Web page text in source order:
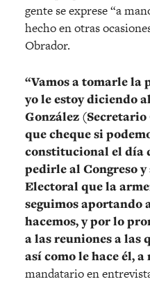
gente se exprese “a
hecho en otras
Obrador.
“Vamos a tomarle la
yo le estoy diciendo
González
que cheque si
constitucional el día
pedirle al Congreso
Electoral que la
seguimos aportando
hacemos, y por lo
a las reuniones a las
así como le hace él,
mandatario en